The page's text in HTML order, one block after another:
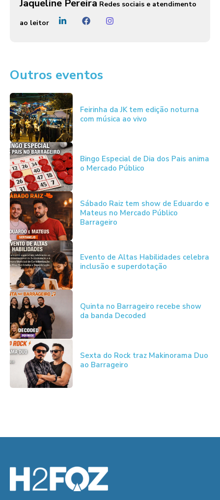
Jaqueline Pereira Redes sociais e atendimento
ao leitor
Outros eventos
Feirinha da JK tem edição noturna
com música ao vivo
Bingo Especial de Dia dos Pais anima
o Mercado Público
Sábado Raiz tem show de Eduardo e
Mateus no Mercado Público
Barrageiro
Evento de Altas Habilidades celebra
inclusão e superdotação
Quinta no Barrageiro recebe show
da banda Decoded
Sexta do Rock traz Makinorama Duo
ao Barrageiro